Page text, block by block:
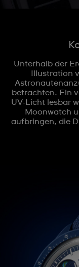
Unterhalb der
Illustration
betrachten. Ein
UV-Licht lesbar
Moonwatch
aufbringen, die